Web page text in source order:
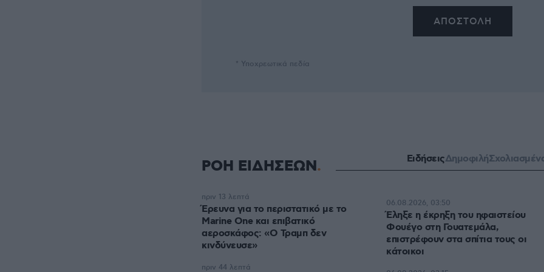
* Υποχρεωτικά πεδία
ΡΟΗ ΕΙΔΗΣΕΩΝ ΕιδήσειςΔημοφιλή
Έρευνα για το περιστατικό με το
Marine One και επιβατικό
αεροσκάφος: «Ο Τραμπ δεν
κινδύνευσε»
πριν 13 λεπτά
πριν 44 λεπτά
Έληξε η έκρηξη του ηφαιστείου
Φουέγο στη Γουατεμάλα,
επιστρέφουν στα σπίτια τους οι
κάτοικοι
06.08.2026, 03:50